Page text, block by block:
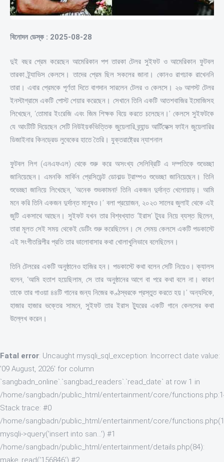
বিনোদন ডেস্ক : 2025-08-28
দুই বছর প্রেম করেছেন আমেরিকান পপ তারকা টেলর সুইফট ও আমেরিকান ফুটবল
তারকা ট্র্যাভিস কেলসে। তাদের প্রেম ছিল সকলের জানা। কোনও রাগঢাক রাখেননি
তারা। এবার প্রেমকে পূর্ণতা দিতে বাগদান সারলেন টেলর ও কেলসে। ২৬ আগস্ট টেলর
ইনস্টাগ্রামে একটি পোস্ট শেয়ার করেছেন। সেখানে তিনি একটি আতশবাজির ইমোজিসহ
লিখেছেন, ‘তোমার ইংরেজি এবং জিম শিক্ষক বিয়ে করতে চলেছেন।’ কেলসে সুইফটকে
যে আংটিটি দিয়েছেন সেটি নিউইয়র্কভিত্তিক জুয়েলারি ব্র্যান্ড আর্টিফেক্স ফাইন জুয়েলারির
ডিজাইনার কিনড্রেড লুবেকের হাতে তৈরি। যুক্তরাষ্ট্রের ন্যাশনাল
ফুটবল লিগ (এনএফএল) থেকে শুরু করে অসংখ্য সেলিব্রিটি এ দম্পতিকে শুভেচ্ছা
জানিয়েছেন। এমনকি মার্কিন প্রেসিডেন্ট ডোনাল্ড ট্রাম্পও শুভেচ্ছা জানিয়েছেন। তিনি
শুভেচ্ছা জানিয়ে লিখেছেন, ‘অনেক শুভকামনা! তিনি একজন দুর্দান্ত খেলোয়াড়। আমি
মনে করি তিনি একজন দুর্দান্ত মানুষও।’ বলা প্রয়োজন, ২০২৩ সালের জুলাই থেকে এই
জুটি একসাথে আছেন। সুইফট যখন তার বিশ্বখ্যাত ‘ইরাস’ ট্যুর নিয়ে ব্যস্ত ছিলেন,
তারা মূলত সেই সময় থেকেই ডেটিং শুরু করেছিলেন। সে সেময় কেলসে একটি পডকাস্টে
এই সংগীতশিল্পীর প্রতি তার ভালোবাসার কথা খোলাখুলিভাবে বলেছিলেন।
তিনি টেলরের একটি অনুষ্ঠানেও হাজির হন। পডকাস্টে কথা বলেন সেটি নিয়েও। ক্যালস
বলেন, ‘আমি হতাশ হয়েছিলাম, সে তার অনুষ্ঠানের আগে বা পরে কথা বলে না। কারণ
তাকে তার গাওয়া ৪৪টি গানের জন্য নিজের কণ্ঠস্বরকে প্রস্তুত করতে হয়।’ অন্যদিকে,
হাজার হাজার ভক্তের সামনে, সুইফট তার ইরাস ট্যুরের একটি গানে কেলসের কথা
উল্লেখ করেন।
Fatal error: Uncaught mysqli_sql_exception: Incorrect date value:
'09 August, 2026' for column
`sangbadn_online`.`sangbad_readers`.`read_date` at row 1 in
/home/sangbadn/public_html/entertainment/core/
Stack trace: #0
/home/sangbadn/public_html/entertainment/core/
mysqli->query('insert into san...') #1
/home/sangbadn/public_html/entertainment/details.php(84):
make_read('156846') #2